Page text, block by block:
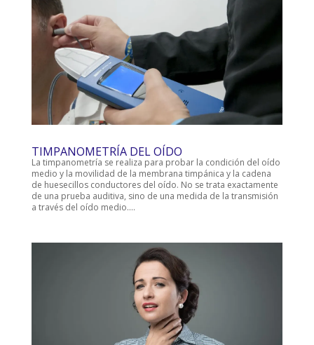
TIMPANOMETRÍA DEL OÍDO
La timpanometría se realiza para probar la condición del oído
medio y la movilidad de la membrana timpánica y la cadena
de huesecillos conductores del oído. No se trata exactamente
de una prueba auditiva, sino de una medida de la transmisión
a través del oído medio....